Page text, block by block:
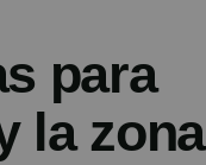
para
la zona